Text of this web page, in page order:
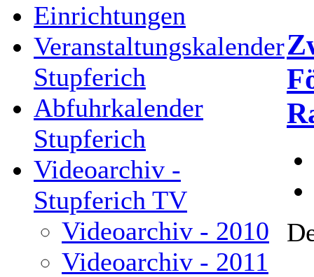
Einrichtungen
Veranstaltungskalender
Stupferich
Abfuhrkalender
Stupferich
Videoarchiv -
Stupferich TV
Videoarchiv - 2010
Videoarchiv - 2011